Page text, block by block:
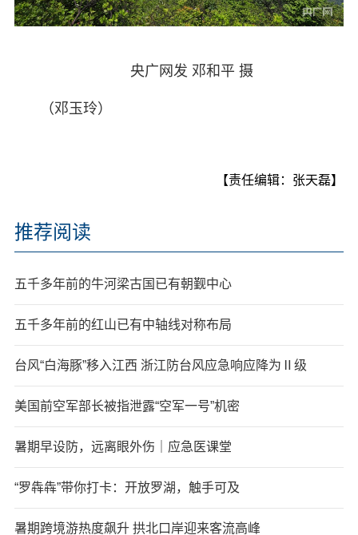
央广网发 邓和平 摄
（邓玉玲）
【责任编辑：张天磊】
推荐阅读
五千多年前的牛河梁古国已有朝觐中心
五千多年前的红山已有中轴线对称布局
台风“白海豚”移入江西 浙江防台风应急响应降为Ⅱ级
美国前空军部长被指泄露“空军一号”机密
暑期早设防，远离眼外伤｜应急医课堂
“罗犇犇”带你打卡：开放罗湖，触手可及
暑期跨境游热度飙升 拱北口岸迎来客流高峰